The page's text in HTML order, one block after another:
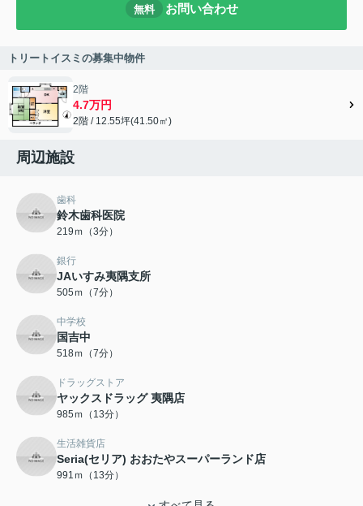
無料 お問い合わせ
トリートイスミの募集中物件
2階
4.7万円
2階 / 12.55坪(41.50㎡)
周辺施設
歯科
鈴木歯科医院
219ｍ（3分）
銀行
JAいすみ夷隅支所
505ｍ（7分）
中学校
国吉中
518ｍ（7分）
ドラッグストア
ヤックスドラッグ 夷隅店
985ｍ（13分）
生活雑貨店
Seria(セリア) おおたやスーパーランド店
991ｍ（13分）